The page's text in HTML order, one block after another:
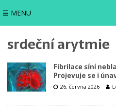
☰ MENU
srdeční arytmie
Fibrilace síní
Projevuje se i
26. června 2026